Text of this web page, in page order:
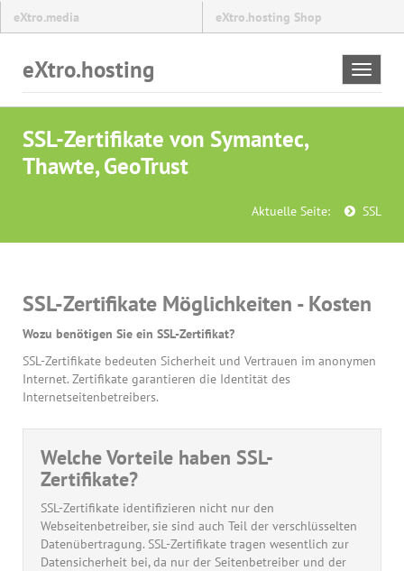
eXtro.media eXtro.hosting Shop
Toggle
eXtro.hosting
SSL-Zertifikate von Symantec,
Thawte, GeoTrust
Aktuelle Seite: SSL
SSL-Zertifikate Möglichkeiten - Kosten
Wozu benötigen Sie ein SSL-Zertifikat?
SSL-Zertifikate bedeuten Sicherheit und Vertrauen im anonymen
Internet. Zertifikate garantieren die Identität des
Internetseitenbetreibers.
Welche Vorteile haben SSL-
Zertifikate?
SSL-Zertifikate identifizieren nicht nur den
Webseitenbetreiber, sie sind auch Teil der verschlüsselten
Datenübertragung. SSL-Zertifikate tragen wesentlich zur
Datensicherheit bei, da nur der Seitenbetreiber und der